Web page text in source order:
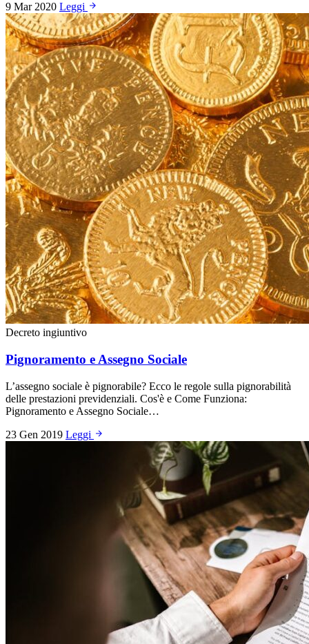
9 Mar 2020 Leggi
Decreto ingiuntivo
Pignoramento e Assegno Sociale
L’assegno sociale è pignorabile? Ecco le regole sulla pignorabilità
delle prestazioni previdenziali. Cos'è e Come Funziona:
Pignoramento e Assegno Sociale…
23 Gen 2019 Leggi